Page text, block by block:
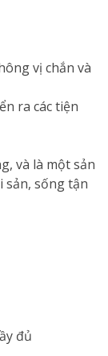
vị chắn và
ra các tiện
và là một sản
sản, sống tận
đủ